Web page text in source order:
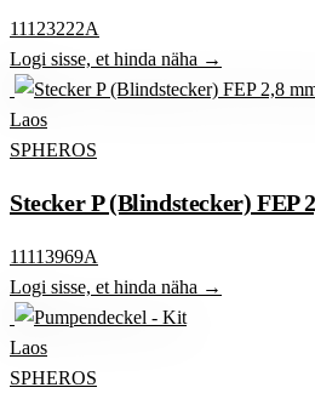
11123222A
Logi sisse, et hinda näha →
Laos
SPHEROS
Stecker P (Blindstecker) FEP
11113969A
Logi sisse, et hinda näha →
Laos
SPHEROS